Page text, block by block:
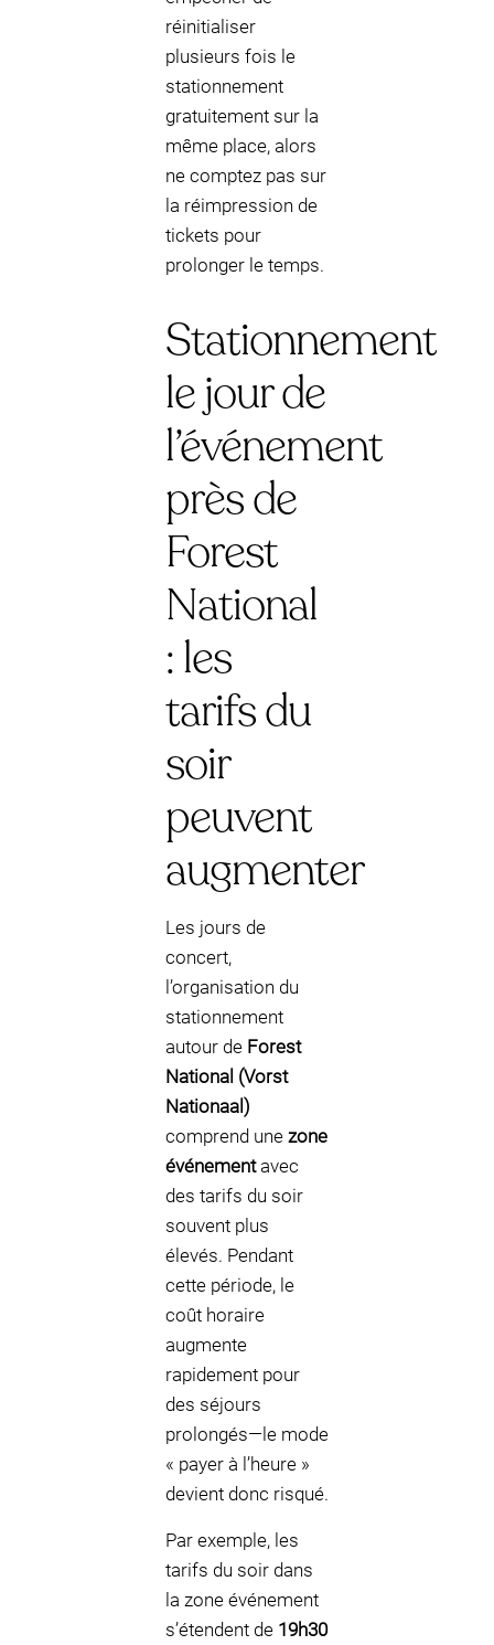
réinitialiser
plusieurs fois le
stationnement
gratuitement sur la
même place, alors
ne comptez pas sur
la réimpression de
tickets pour
prolonger le temps.
Stationnement
le jour de
l’événement
près de
Forest
National
: les
tarifs du
soir
peuvent
augmenter
Les jours de
concert,
l’organisation du
stationnement
autour de Forest
National (Vorst
Nationaal)
comprend une zone
événementavec
des tarifs du soir
souvent plus
élevés. Pendant
cette période, le
coût horaire
augmente
rapidement pour
des séjours
prolongés—le mode
« payer à l’heure »
devient donc risqué.
Par exemple, les
tarifs du soir dans
la zone événement
s’étendent de 19h30